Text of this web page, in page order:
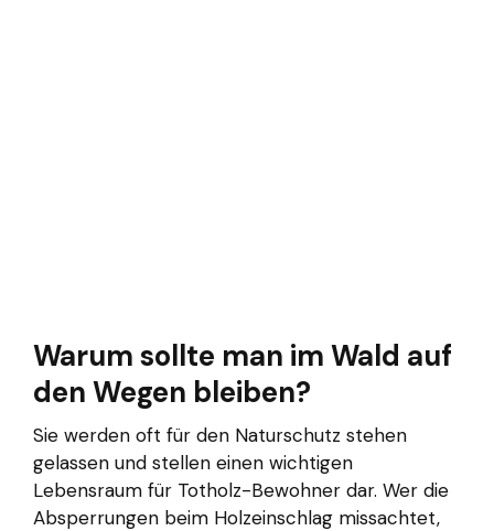
Warum sollte man im Wald auf
den Wegen bleiben?
Sie werden oft für den Naturschutz stehen
gelassen und stellen einen wichtigen
Lebensraum für Totholz-Bewohner dar. Wer die
Absperrungen beim Holzeinschlag missachtet,